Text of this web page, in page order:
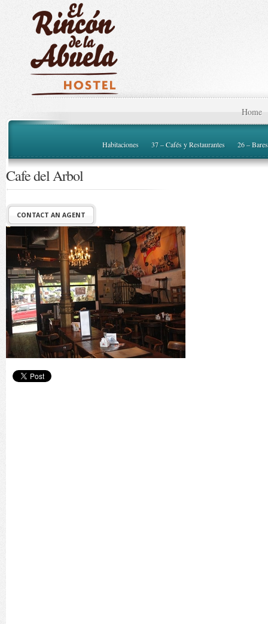
Home
Habitaciones 37 – Cafés y Restaurantes 26 –
Cafe del Arbol
CONTACT AN AGENT